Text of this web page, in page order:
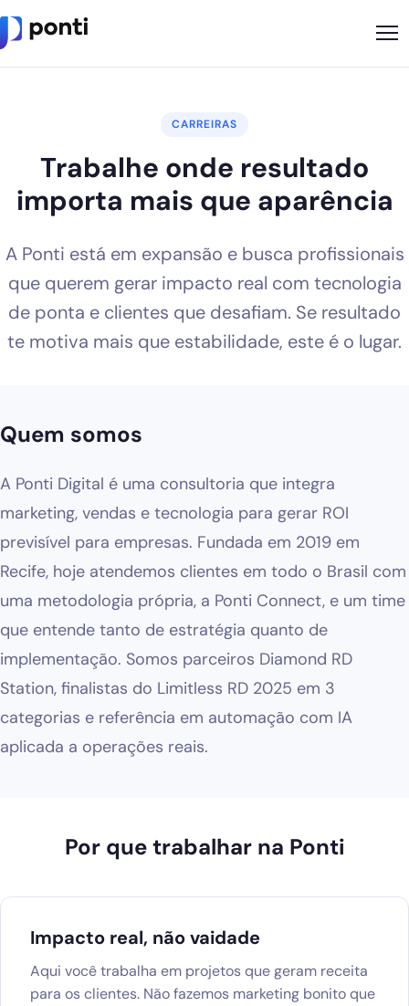
Soluções
Cases
Nossos Apps
Ponti Indica
Blog
CARREIRAS
Trabalhe onde resultado
importa mais que aparência
A Ponti está em expansão e busca profissionais
que querem gerar impacto real com tecnologia
de ponta e clientes que desafiam. Se resultado
te motiva mais que estabilidade, este é o lugar.
Quem somos
A Ponti Digital é uma consultoria que integra
marketing, vendas e tecnologia para gerar ROI
previsível para empresas. Fundada em 2019 em
Recife, hoje atendemos clientes em todo o Brasil com
uma metodologia própria, a Ponti Connect, e um time
que entende tanto de estratégia quanto de
implementação. Somos parceiros Diamond RD
Station, finalistas do Limitless RD 2025 em 3
categorias e referência em automação com IA
aplicada a operações reais.
Por que trabalhar na Ponti
Impacto real, não vaidade
Aqui você trabalha em projetos que geram receita
para os clientes. Não fazemos marketing bonito que